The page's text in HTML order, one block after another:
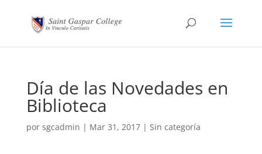
Día de las Novedades en
Biblioteca
por sgcadmin | Mar 31, 2017| Sin categoría